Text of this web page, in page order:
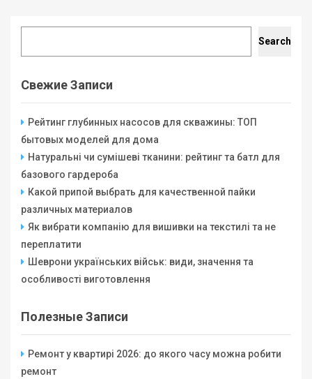
Search
Свежие Записи
Рейтинг глубинных насосов для скважины: ТОП
бытовых моделей для дома
Натуральні чи сумішеві тканини: рейтинг та батл для
базового гардероба
Какой припой выбрать для качественной пайки
различных материалов
Як вибрати компанію для вишивки на текстилі та не
переплатити
Шеврони українських військ: види, значення та
особливості виготовлення
Полезные Записи
Ремонт у квартирі 2026: до якого часу можна робити
ремонт